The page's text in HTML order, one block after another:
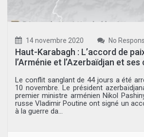
14 novembre 2020 No
Haut-Karabagh : L’accord de
l’Arménie et l’Azerbaïdjan et
Le conflit sanglant de 44 jours a été
10 novembre. Le président
premier ministre arménien Nikol
russe Vladimir Poutine ont signé un
à la guerre da...